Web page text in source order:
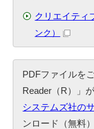
クリエイティ
ンク）
PDFファイルを
Reader（R）」
システムズ社の
ンロード（無料